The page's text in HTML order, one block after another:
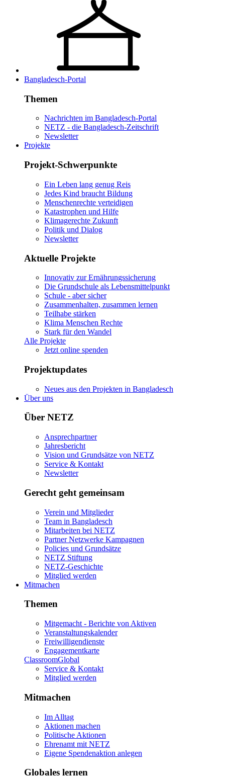
Bangladesch-Portal
Themen
Nachrichten im Bangladesch-Portal
NETZ - die Bangladesch-Zeitschrift
Newsletter
Projekte
Projekt-Schwerpunkte
Ein Leben lang genug Reis
Jedes Kind braucht Bildung
Menschenrechte verteidigen
Katastrophen und Hilfe
Klimagerechte Zukunft
Politik und Dialog
Newsletter
Aktuelle Projekte
Innovativ zur Ernährungssicherung
Die Grundschule als Lebensmittelpunkt
Schule - aber sicher
Zusammenhalten, zusammen lernen
Teilhabe stärken
Klima Menschen Rechte
Stark für den Wandel
Alle Projekte
Jetzt online spenden
Projektupdates
Neues aus den Projekten in Bangladesch
Über uns
Über NETZ
Ansprechpartner
Jahresbericht
Vision und Grundsätze von NETZ
Service & Kontakt
Newsletter
Gerecht geht gemeinsam
Verein und Mitglieder
Team in Bangladesch
Mitarbeiten bei NETZ
Partner Netzwerke Kampagnen
Policies und Grundsätze
NETZ Stiftung
NETZ-Geschichte
Mitglied werden
Mitmachen
Themen
Mitgemacht - Berichte von Aktiven
Veranstaltungskalender
Freiwilligendienste
Engagementkarte
ClassroomGlobal
Service & Kontakt
Mitglied werden
Mitmachen
Im Alltag
Aktionen machen
Politische Aktionen
Ehrenamt mit NETZ
Eigene Spendenaktion anlegen
Globales lernen